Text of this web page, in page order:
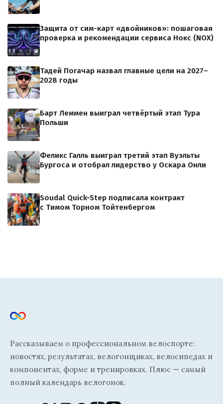
Защита от сим-карт «двойников»: пошаговая
проверка и рекомендации сервиса Нокс (NOX)
Тадей Погачар назвал главные цели на 2027–
2028 годы
Барт Леммен выиграл четвёртый этап Тура
Польши
Феликс Галль выиграл третий этап Вуэльты
Бургоса и отобрал лидерство у Оскара Онли
Soudal Quick-Step подписала контракт
с Тимом Торном Тойтенбергом
Рассказываем о профессиональном велоспорте:
новостях, результатах, велогонщиках, велосипедах и
компонентах, форме и тренировках. Плюс — самый
полный календарь велогонок.